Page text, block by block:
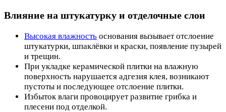
Влияние на штукатурку и отделочные слои
Высокая влажность основания вызывает отслоение
штукатурки, шпаклёвки и краски, появление пузырей
и трещин.
При укладке керамической плитки на влажную
поверхность нарушается адгезия клея, возникают
пустоты и последующее отслоение плитки.
Избыток влаги провоцирует развитие грибка и
плесени под отделкой.